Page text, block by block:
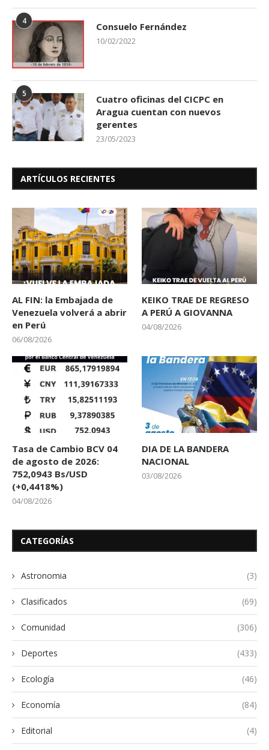
4 Consuelo Fernández
10/02/2022
5
Cuatro oficinas del CICPC en
Aragua cuentan con nuevos
gerentes
23/05/2023
ARTÍCULOS RECIENTES
AL FIN: la Embajada de
Venezuela volverá a abrir
en Perú
06/08/2026
KEIKO TRAE DE REGRESO
A PERÚ A GIOVANNA
04/08/2026
Tasa de Cambio BCV 04
de agosto de 2026:
752,0943 Bs/USD
(+0,4418%)
04/08/2026
DIA DE LA BANDERA
NACIONAL
03/08/2026
CATEGORÍAS
Astronomia (3)
Clasificados (69)
Comunidad (306)
Deportes (433)
Ecología (46)
Economía (84)
Editorial (4)